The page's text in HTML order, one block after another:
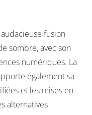
fusion
sombre, avec son
numériques. La
également sa
et les mises en
alternatives